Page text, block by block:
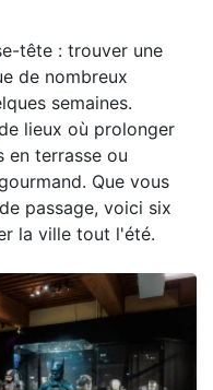
tête : trouver une
de nombreux
semaines.
lieux où prolonger
en terrasse ou
Que vous
passage, voici six
la ville tout l'été.